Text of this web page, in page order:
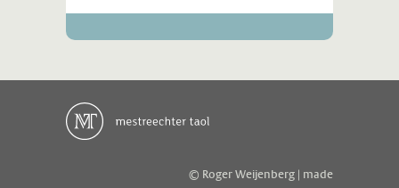
© Roger Weijenberg | made